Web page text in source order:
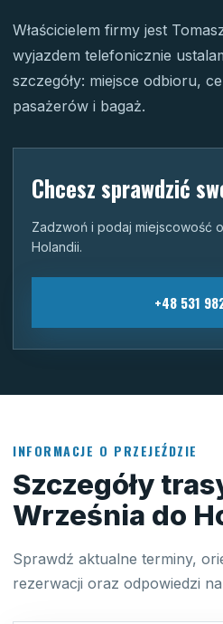
Właścicielem firmy jest
wyjazdem telefonicznie
szczegóły: miejsce odbioru,
pasażerów i bagaż.
Chcesz sprawdzić
Zadzwoń i podaj miejscowość
Holandii.
+48 531
INFORMACJE O PRZEJEŹDZIE
Szczegóły
Września do
Sprawdź aktualne terminy,
rezerwacji oraz odpowiedzi